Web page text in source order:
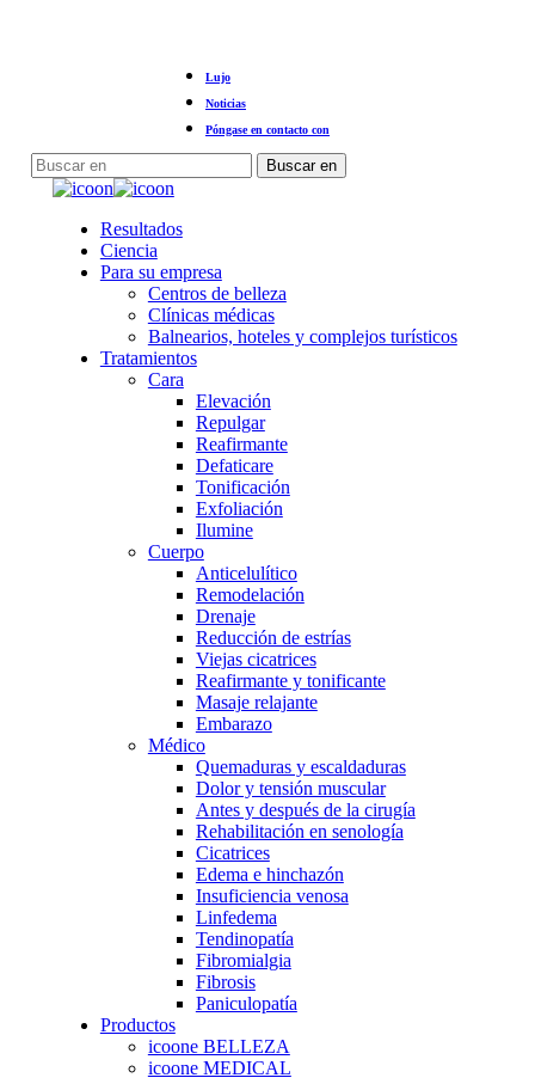
Lujo
Noticias
Póngase en contacto con
Buscar en
Cerrar
Menú
Resultados
Ciencia
Para su empresa
Centros de belleza
Clínicas médicas
Balnearios, hoteles y complejos turísticos
Tratamientos
Cara
Elevación
Repulgar
Reafirmante
Defaticare
Tonificación
Exfoliación
Ilumine
Cuerpo
Anticelulítico
Remodelación
Drenaje
Reducción de estrías
Viejas cicatrices
Reafirmante y tonificante
Masaje relajante
Embarazo
Médico
Quemaduras y escaldaduras
Dolor y tensión muscular
Antes y después de la cirugía
Rehabilitación en senología
Cicatrices
Edema e hinchazón
Insuficiencia venosa
Linfedema
Tendinopatía
Fibromialgia
Fibrosis
Paniculopatía
Productos
icoone BELLEZA
icoone MEDICAL